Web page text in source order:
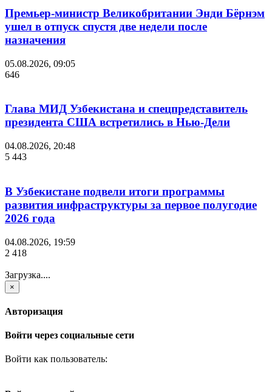
Премьер-министр Великобритании Энди Бёрнэм
ушел в отпуск спустя две недели после
назначения
05.08.2026, 09:05
646
Глава МИД Узбекистана и спецпредставитель
президента США встретились в Нью-Дели
04.08.2026, 20:48
5 443
В Узбекистане подвели итоги программы
развития инфраструктуры за первое полугодие
2026 года
04.08.2026, 19:59
2 418
Загрузка....
×
Авторизация
Войти через социальные сети
Войти как пользователь: